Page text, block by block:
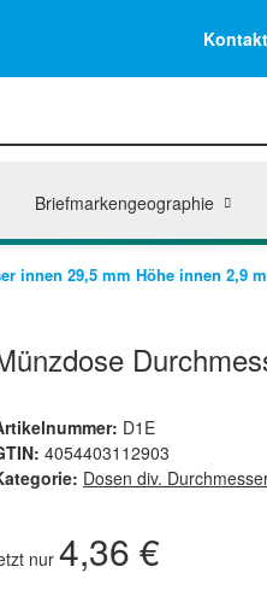
Kontakt
Briefmarkengeographie
innen 29,5 mm Höhe innen 2,9
D1E
4054403112903
Dosen div.
nur4,36 €